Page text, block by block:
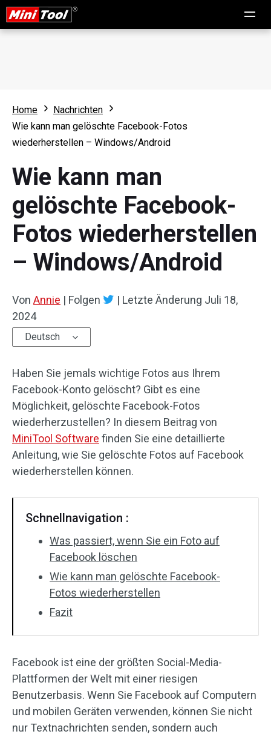
Home
Nachrichten
Wie kann man gelöschte Facebook-Fotos
wiederherstellen – Windows/Android
Wie kann man
gelöschte Facebook-
Fotos wiederherstellen
– Windows/Android
Von Annie | Folgen | Letzte Änderung Juli 18,
2024
Deutsch
Haben Sie jemals wichtige Fotos aus Ihrem
Facebook-Konto gelöscht? Gibt es eine
Möglichkeit, gelöschte Facebook-Fotos
wiederherzustellen? In diesem Beitrag von
MiniTool Software finden Sie eine detaillierte
Anleitung, wie Sie gelöschte Fotos auf Facebook
wiederherstellen können.
Schnellnavigation :
Was passiert, wenn Sie ein Foto auf
Facebook löschen
Wie kann man gelöschte Facebook-
Fotos wiederherstellen
Fazit
Facebook ist eine der größten Social-Media-
Plattformen der Welt mit einer riesigen
Benutzerbasis. Wenn Sie Facebook auf Computern
und mobilen Geräten verwenden, können Sie nicht
nur Textnachrichten senden, sondern auch